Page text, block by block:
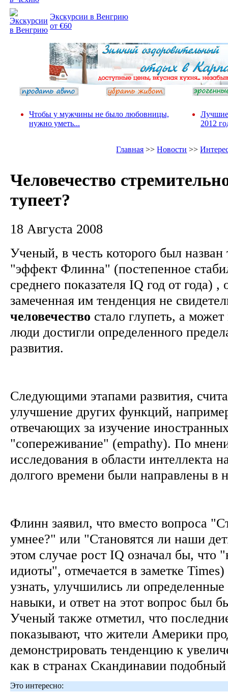
Экскурсии в Венгрию
от €60
Чтобы у мужчины не было любовницы,
нужно уметь...
Лучшие
2012
Главная >>Новости >>
Человечество
тупеет?
18 Августа 2008
Ученый, в честь которого был
"эффект Флинна" (постепенное
среднего показателя IQ год от года) ,
замеченная им тенденция не
человечество стало глупеть, а
люди достигли определенного
развития.
Следующими этапами развития,
улучшение других функций,
отвечающих за изучение
"сопереживание" (empathy). По
исследования в области интеллекта
долгого времени были направлены в
Флинн заявил, что вместо вопроса
умнее?" или "Становятся ли наши
этом случае рост IQ означал бы, что
идиоты", отмечается в заметке
узнать, улучшились ли
навыки, и ответ на этот вопрос был
Ученый также отметил, что
показывают, что жители Америки
демонстрировать тенденцию к
как в странах Скандинавии
Это интересно: